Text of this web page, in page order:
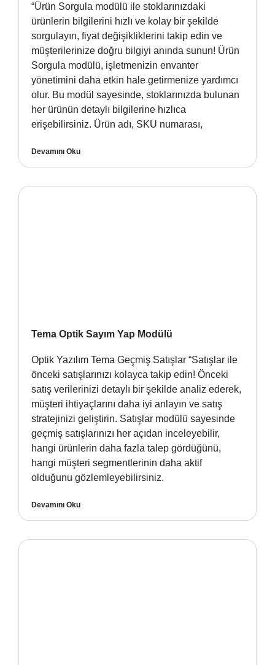
“Ürün Sorgula modülü ile stoklarınızdaki
ürünlerin bilgilerini hızlı ve kolay bir şekilde
sorgulayın, fiyat değişikliklerini takip edin ve
müşterilerinize doğru bilgiyi anında sunun! Ürün
Sorgula modülü, işletmenizin envanter
yönetimini daha etkin hale getirmenize yardımcı
olur. Bu modül sayesinde, stoklarınızda bulunan
her ürünün detaylı bilgilerine hızlıca
erişebilirsiniz. Ürün adı, SKU numarası,
Devamını Oku
Tema Optik Sayım Yap Modülü
Optik Yazılım Tema Geçmiş Satışlar “Satışlar ile
önceki satışlarınızı kolayca takip edin! Önceki
satış verilerinizi detaylı bir şekilde analiz ederek,
müşteri ihtiyaçlarını daha iyi anlayın ve satış
stratejinizi geliştirin. Satışlar modülü sayesinde
geçmiş satışlarınızı her açıdan inceleyebilir,
hangi ürünlerin daha fazla talep gördüğünü,
hangi müşteri segmentlerinin daha aktif
olduğunu gözlemleyebilirsiniz.
Devamını Oku